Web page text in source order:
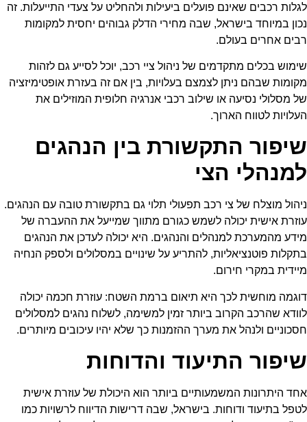
לגלות רכבים שאינם פועלים ביעילות ולהחליט על צעדי התייעלות. זה
נכון במיוחד בישראל, שבה מחירי הדלק גבוהים יחסית למקומות
רבים אחרים בעולם.
שימוש בכלים מתקדמים של ניהול ציי רכב, יוכל לסייע גם לזהות
מקומות שבהם ניתן לצמצם בעלויות, בין אם זה בעזרת אופטימיזציה
של מסלולי נסיעה או שילוב רכבי אנרגיה חלופית המוזילים את
העלויות לטווח הארוך.
שיפור התקשורת בין הנהגים
למנהלי הצי
ניהול מוצלח של צי רכב תפעולי תלוי גם בתקשורת טובה עם הנהגים.
עוזרת אישית יכולה לשמש כגורם מתווך שמייעל את ההעברה של
מידע מהמערכת למנהלים והנהגים. היא יכולה לעדכן את הנהגים
בתקלות פוטנציאליות, להתריע על שינויים במסלולים ולספק הנחיה
מיידית במקרי חירום.
דוגמה מוחשית לכך היא תיאום ברמת השטח: עוזרת חכמה יכולה
לוודא שהרכב הקרוב ביותר זמין למשימה, לשלוח נהגים למסלולים
חסכוניים ולנהל את מערך ההזמנות כך שלא יהיו עיכובים מיותרים.
שיפור התיעוד והדוחות
אחד היתרונות המשמעותיים ביותר הוא היכולת של עוזרת אישית
לטפל בתיעוד ודוחות. בישראל, שבה דרישות הדיווח לרשויות כמו